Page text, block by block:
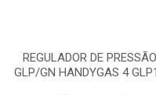
REGULADOR DE PRESSÃO
GLP/GN HANDYGAS 4